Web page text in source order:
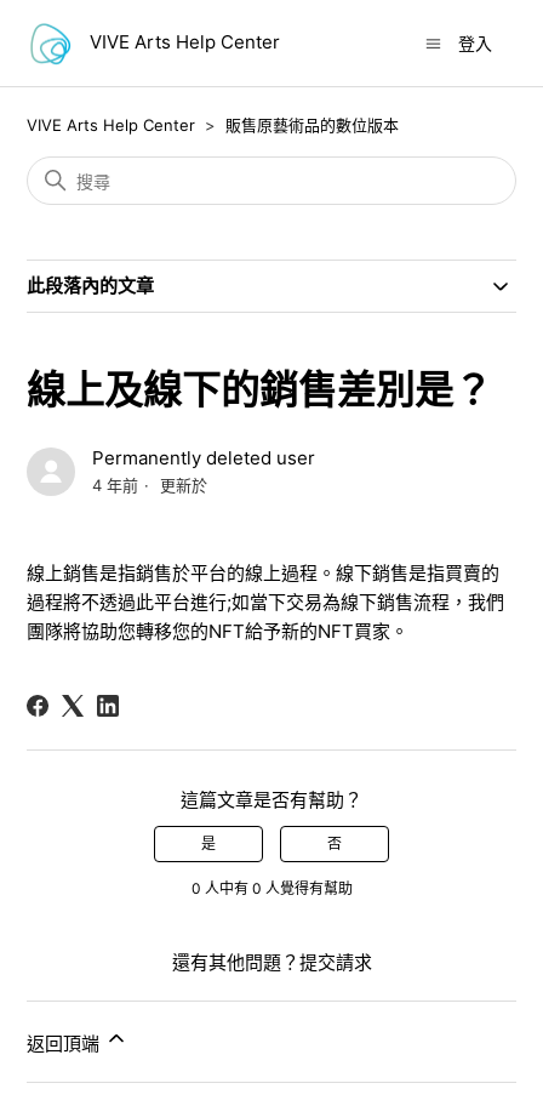
VIVE Arts Help Center 登入
VIVE Arts Help Center 販售原藝術品的數位版本
此段落內的文章
線上及線下的銷售差別是？
Permanently deleted user
4 年前 更新於
線上銷售是指銷售於平台的線上過程。線下銷售是指買賣的
過程將不透過此平台進行;如當下交易為線下銷售流程 ，我們
團隊將協助您轉移您的NFT給予新的NFT買家 。
這篇文章是否有幫助？
是 否
0 人中有 0 人覺得有幫助
還有其他問題？ 提交請求
返回頂端